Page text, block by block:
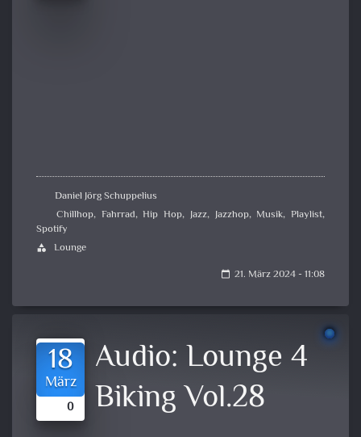
Daniel Jörg Schuppelius
Chillhop, Fahrrad,Hip Hop, Jazz, Jazzhop, Musik,Playlist,
Spotify
category Lounge
calendar_today 21. März 2024 - 11:08
18
März
0
Audio: Lounge 4
Biking Vol.28